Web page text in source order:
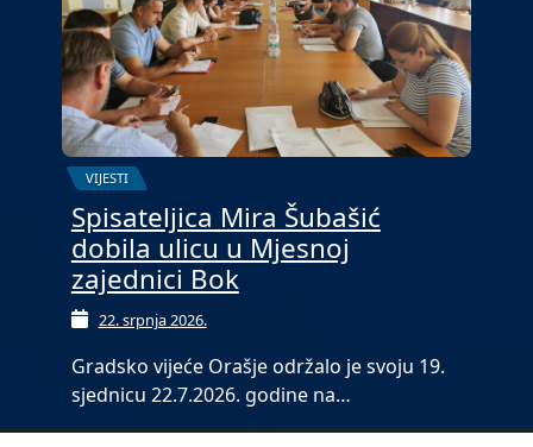
VIJESTI
Spisateljica Mira Šubašić
dobila ulicu u Mjesnoj
zajednici Bok
22. srpnja 2026.
Gradsko vijeće Orašje održalo je svoju 19.
sjednicu 22.7.2026. godine na…